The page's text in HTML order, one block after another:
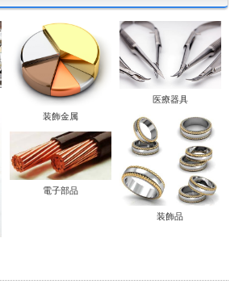
装飾金属
医療器具
装飾品
電子部品